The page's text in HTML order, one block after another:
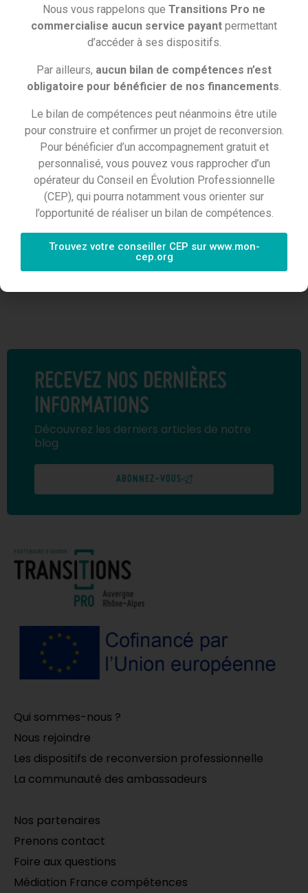
Ce nouveau numéro aborde :
Les temps forts qui ont marqué l’année 2025,
La mise en œuvre de nos missions et le
déploiement de nos dispositifs,
Le développement de nos partenariats tout
au long de l’année,
Le bilan après 5 ans d’activité et les résultats
remarquables qui en ressortent,
Les perspectives 2026.
Consultez notre rapport d’activité 2025 :
RECEVEZ NOS DERNIÈRES
INFORMATIONS
Découvrez les derniers articles de notre
blog
ABONNEZ-VOUS
Qui sommes-nous ?
Nous rejoindre
Les dispositifs de reconversion professionnelle
La communauté des ambassadeurs
Nos partenaires
Prenons contact
Foire aux questions
Médiation France compétences
Nous vous rappelons que Transitions Pro ne
commercialise aucun service payant permettant
d’accéder à ses dispositifs.
Par ailleurs, aucun bilan de compétences n’est
obligatoire pour bénéficier de nos financements.
Le bilan de compétences peut néanmoins être utile
pour construire et confirmer un projet de reconversion.
Pour bénéficier d’un accompagnement gratuit et
personnalisé, vous pouvez vous rapprocher d’un
opérateur du Conseil en Évolution Professionnelle
(CEP), qui pourra notamment vous orienter sur
l’opportunité de réaliser un bilan de compétences.
Trouvez votre conseiller CEP sur www.mon-
cep.org